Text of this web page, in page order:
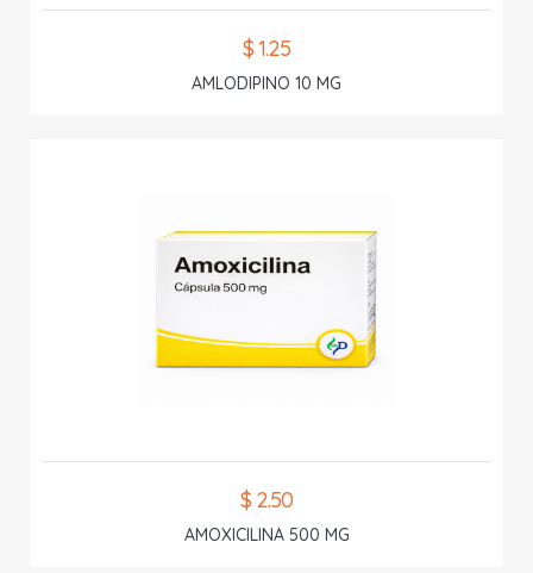
$ 1.25
AMLODIPINO 10 MG
$ 2.50
AMOXICILINA 500 MG